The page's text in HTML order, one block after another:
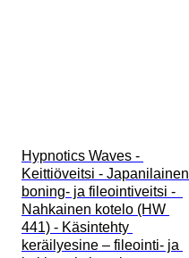
Hypnotics Waves -
Keittiöveitsi - Japanilainen
boning- ja fileointiveitsi -
Nahkainen kotelo (HW
441) - Käsintehty
keräilyesine – fileointi- ja